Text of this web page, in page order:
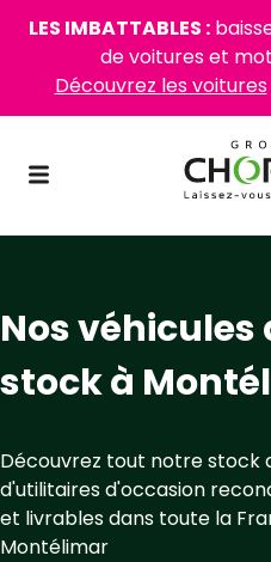
LES IMBATTABLES :
de voitures et
Découvrez les voitures
Nos véhicules
stock à
Découvrez tout notre stock
d'utilitaires d'occasion
et livrables dans toute la
Montélimar